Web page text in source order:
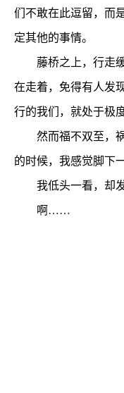
们不敢在此逗留，而
定其他的事情。
藤桥之上，行走缓
在走着，免得有人发
行的我们，就处于极
然而福不双至，祸
的时候，我感觉脚下
我低头一看，却发
啊……